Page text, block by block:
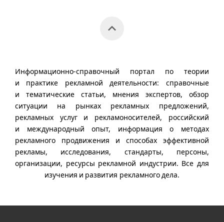
Информационно-справочный портал по теории
и практике рекламной деятельности: справочные
и тематические статьи, мнения экспертов, обзор
ситуации на рынках рекламных предложений,
рекламных услуг и рекламоносителей, российский
и международный опыт, информация о методах
рекламного продвижения и способах эффективной
рекламы, исследования, стандарты, персоны,
организации, ресурсы рекламной индустрии. Все для
изучения и развития рекламного дела.